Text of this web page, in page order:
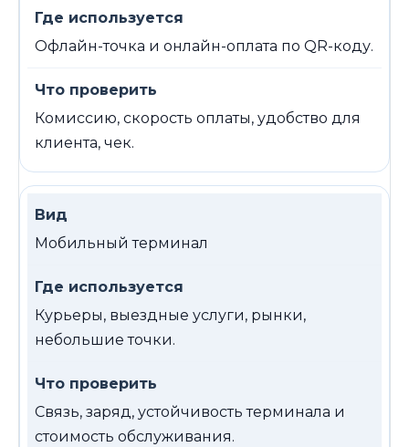
Офлайн-точка и онлайн-оплата по QR-коду.
Комиссию, скорость оплаты, удобство для
клиента, чек.
Мобильный терминал
Курьеры, выездные услуги, рынки,
небольшие точки.
Связь, заряд, устойчивость терминала и
стоимость обслуживания.